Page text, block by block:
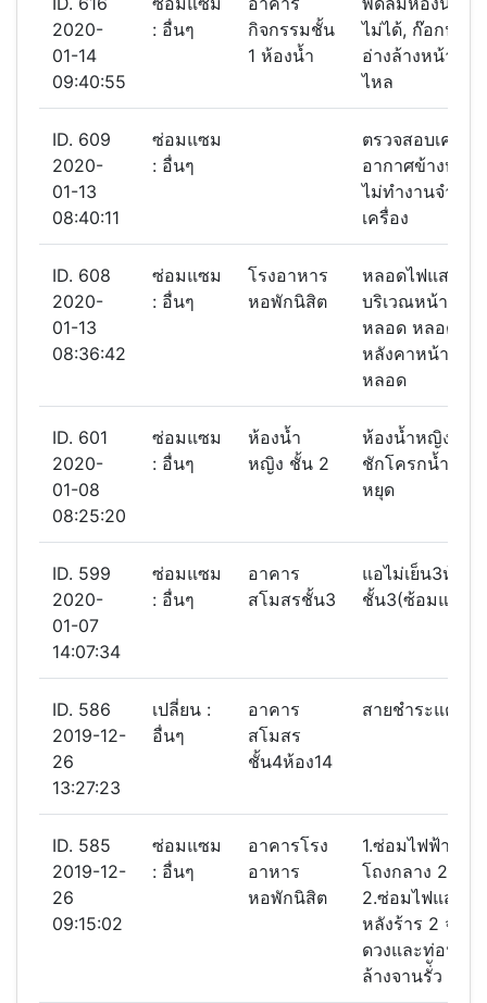
2020-
01-14
09:40:55
: อื่นๆ
กิจกรรมชั้น
1 ห้องน้ำ
ไม่ได้, ก๊อกน้ำ
อ่างล้างหน้ากด
ไหล
ID. 609
2020-
01-13
08:40:11
ซ่อมแซม
: อื่นๆ
ตรวจสอบเครื่อง
อากาศข้างหอพั
ไม่ทำงานจำนว
เครื่อง
ID. 608
2020-
01-13
08:36:42
ซ่อมแซม
: อื่นๆ
โรงอาหาร
หอพักนิสิต
หลอดไฟแสงสว่
บริเวณหน้าห้อง
หลอด หลอดไฟ
หลังคาหน้าร้าน
หลอด
ID. 601
2020-
01-08
08:25:20
ซ่อมแซม
: อื่นๆ
ห้องน้ำ
หญิง ชั้น 2
ห้องน้ำหญิงชั้น
ชักโครกน้ำไหล
หยุด
ID. 599
2020-
01-07
14:07:34
ซ่อมแซม
: อื่นๆ
อาคาร
สโมสรชั้น3
แอไม่เย็น3ห้อง
ชั้น3(ซ้อมแล้ว)
ID. 586
2019-12-
26
13:27:23
เปลี่ยน :
อื่นๆ
อาคาร
สโมสร
ชั้น4ห้อง14
สายชำระแตก
ID. 585
2019-12-
26
09:15:02
ซ่อมแซม
: อื่นๆ
อาคารโรง
อาหาร
หอพักนิสิต
1.ซ่อมไฟฟ้าแสง
โถงกลาง 2 ดวง
2.ซ่อมไฟแสงสว่
หลังร้าร 2 จำน
ดวงและท่อน้ำทิ้
ล้างจานรั่ัว